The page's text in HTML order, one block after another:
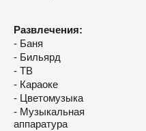
Развлечения:
- Баня
- Бильярд
- ТВ
- Караоке
- Цветомузыка
- Музыкальная
аппаратура